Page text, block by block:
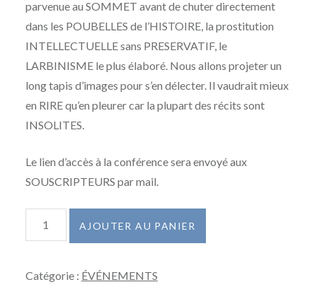
parvenue au SOMMET avant de chuter directement
dans les POUBELLES de l’HISTOIRE, la prostitution
INTELLECTUELLE sans PRESERVATIF, le
LARBINISME le plus élaboré. Nous allons projeter un
long tapis d’images pour s’en délecter. Il vaudrait mieux
en RIRE qu’en pleurer car la plupart des récits sont
INSOLITES.
Le lien d’accès à la conférence sera envoyé aux
SOUSCRIPTEURS par mail.
de
NEGRAILLE,
AJOUTER AU PANIER
Catégorie : ÉVÉNEMENTS